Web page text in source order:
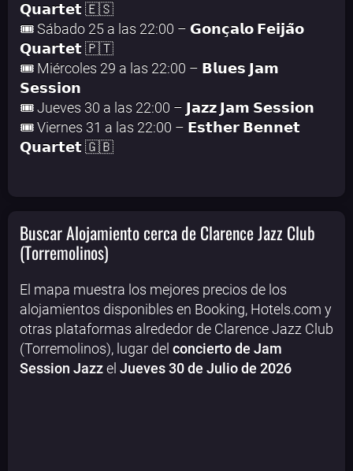
𝗤𝘂𝗮𝗿𝘁𝗲𝘁 🇪🇸
🎟️ Sábado 25 a las 22:00 – 𝗚𝗼𝗻𝗰̧𝗮𝗹𝗼 𝗙𝗲𝗶𝗷𝗮̃𝗼
𝗤𝘂𝗮𝗿𝘁𝗲𝘁 🇵🇹
🎟️ Miércoles 29 a las 22:00 – 𝗕𝗹𝘂𝗲𝘀 𝗝𝗮𝗺
𝗦𝗲𝘀𝘀𝗶𝗼𝗻
🎟️ Jueves 30 a las 22:00 – 𝗝𝗮𝘇𝘇 𝗝𝗮𝗺 𝗦𝗲𝘀𝘀𝗶𝗼𝗻
🎟️ Viernes 31 a las 22:00 – 𝗘𝘀𝘁𝗵𝗲𝗿 𝗕𝗲𝗻𝗻𝗲𝘁
𝗤𝘂𝗮𝗿𝘁𝗲𝘁 🇬🇧
Buscar Alojamiento cerca de Clarence Jazz Club
(Torremolinos)
El mapa muestra los mejores precios de los
alojamientos disponibles en Booking, Hotels.com y
otras plataformas alrededor de Clarence Jazz Club
(Torremolinos), lugar del concierto de Jam
Session Jazzel Jueves 30 de Julio de 2026